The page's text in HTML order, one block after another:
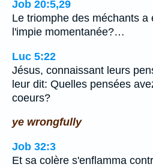
Job 20:5,29
Le triomphe des méchants a
l'impie momentanée?…
Luc 5:22
Jésus, connaissant leurs
leur dit: Quelles pensées
coeurs?
ye wrongfully
Job 32:3
Et sa colère s'enflamma